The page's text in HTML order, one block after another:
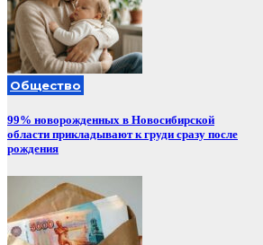
Общество
99% новорожденных в Новосибирской
области прикладывают к груди сразу после
рождения